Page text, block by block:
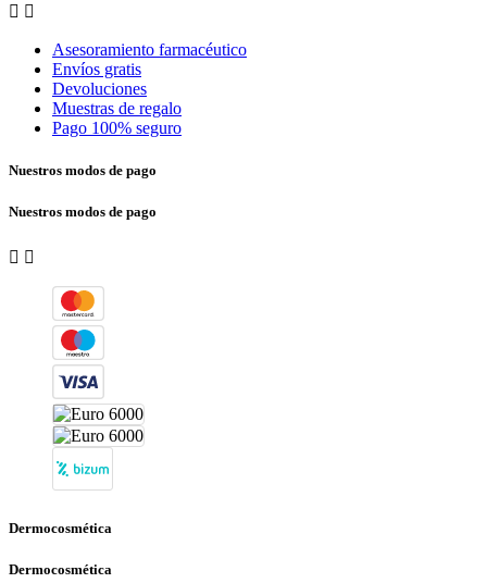
 
Asesoramiento farmacéutico
Envíos gratis
Devoluciones
Muestras de regalo
Pago 100% seguro
Nuestros modos de pago
Nuestros modos de pago
 
Dermocosmética
Dermocosmética